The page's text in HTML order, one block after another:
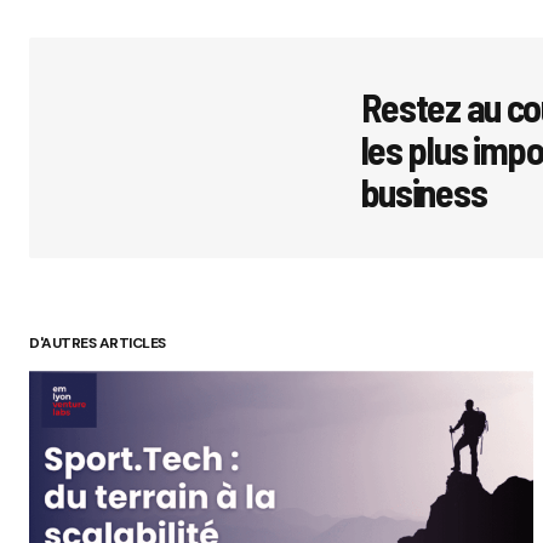
Restez au
les plus
business
D'AUTRES ARTICLES